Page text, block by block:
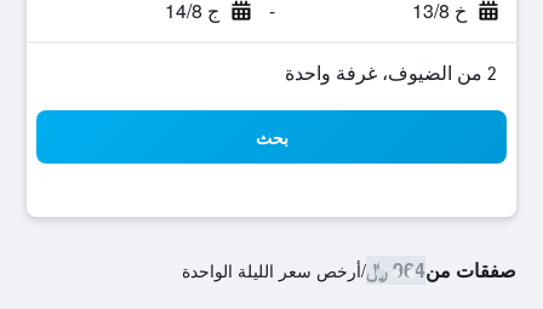
خ 13/8 - ج 14/8
2 من الضيوف، غرفة واحدة
بحث
صفقات من964 ﷼ /أرخص سعر الليلة الواحدة